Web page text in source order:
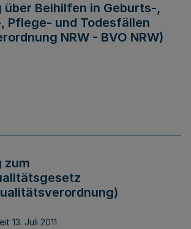
über Beihilfen in Geburts-,
Pflege- und Todesfällen
NRW - BVO NRW)
zum
13. Juli 2011